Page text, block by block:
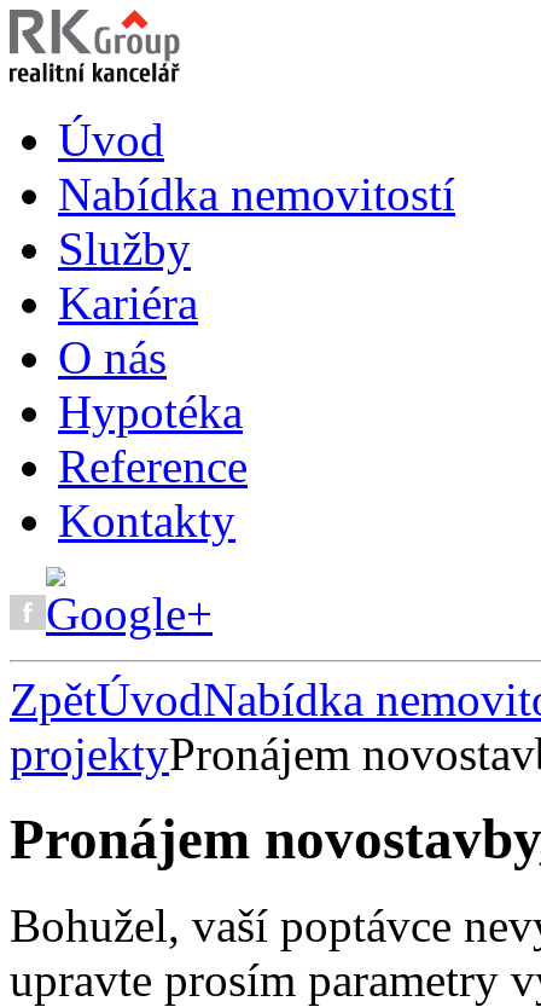
Úvod
Nabídka nemovitostí
Služby
Kariéra
O nás
Hypotéka
Reference
Kontakty
ZpětÚvodNabídka
projektyPronájem
Pronájem
Bohužel, vaší poptávce
upravte prosím parametry